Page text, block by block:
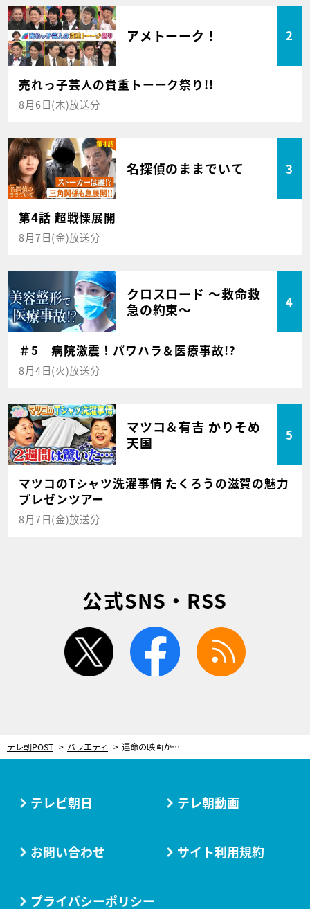
アメトーーク！ 2
売れっ子芸人の貴重トーーク祭り!!
8月6日(木)放送分
名探偵のままでいて 3
第4話 超戦慄展開
8月7日(金)放送分
クロスロード ～救命救
急の約束～
4
＃5 病院激震！パワハラ＆医療事故!?
8月4日(火)放送分
マツコ＆有吉 かりそめ
天国
5
マツコのTシャツ洗濯事情 たくろうの滋賀の魅力
プレゼンツアー
8月7日(金)放送分
公式SNS・RSS
twitter facebook
テレ朝POST バラエティ 運命の映画から50年！岡田茉莉子＆吉田喜重監督、夫婦でトーク番組初共演
テレビ朝日 テレ朝動画
お問い合わせ サイト利用規約
プライバシーポリシー